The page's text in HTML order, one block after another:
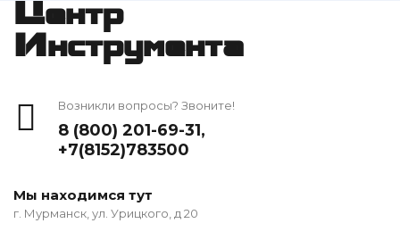
Центр
Инструмента
Возникли вопросы? Звоните!
8 (800) 201-69-31,
+7(8152)783500
Мы находимся тут
г. Мурманск, ул. Урицкого, д 20